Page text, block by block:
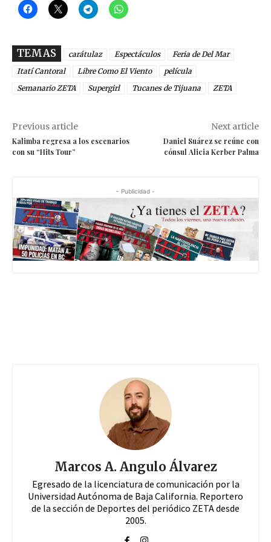
TEMAS carátulaz Espectáculos
Feria de Del Mar
Itatí Cantoral
Libre Como El Viento
película
Semanario ZETA
Supergirl Tucanes de Tijuana ZETA
Previous article
Kalimba regresa a los escenarios
con su “Hits Tour”
Next article
Daniel Suárez se reúne con
cónsul Alicia Kerber Palma
- Publicidad -
Marcos A. Angulo Álvarez
Egresado de la licenciatura de comunicación por la
Universidad Autónoma de Baja California. Reportero
de la sección de Deportes del periódico ZETA desde
2005.